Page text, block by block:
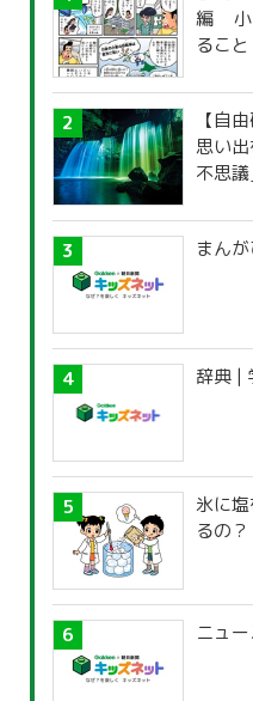
編 小
ること
【自
思い
不思
まん
辞典 |
氷に
るの？
ニュー